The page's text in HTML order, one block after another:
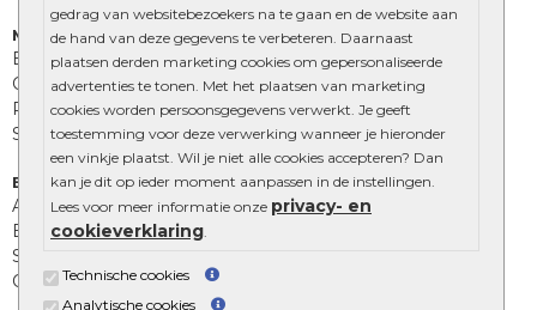
gedrag van websitebezoekers na te gaan en de website aan
de hand van deze gegevens te verbeteren. Daarnaast
plaatsen derden marketing cookies om gepersonaliseerde
advertenties te tonen. Met het plaatsen van marketing
cookies worden persoonsgegevens verwerkt. Je geeft
toestemming voor deze verwerking wanneer je hieronder
een vinkje plaatst. Wil je niet alle cookies accepteren? Dan
kan je dit op ieder moment aanpassen in de instellingen.
Lees voor meer informatie onze privacy- en
cookieverklaring
Technische cookies
Analytische cookies
Muurelementen
Betonbielzen
Opsluitbanden
Palissades
Stapelblokken
Extra benodigdheden
Afwatering en diversen
Beplantings en betonelementen
Split, grind en zand
Oprit tegels